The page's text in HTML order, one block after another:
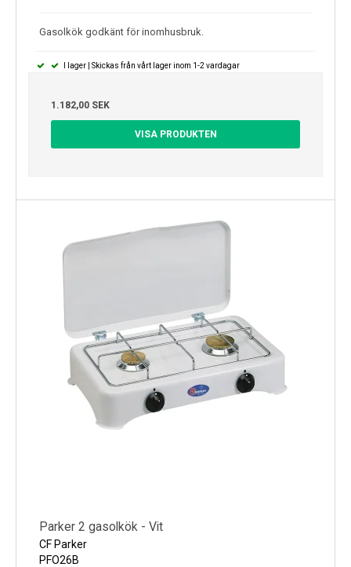
Gasolkök godkänt för inomhusbruk.
I lager | Skickas från vårt lager inom 1-2 vardagar
1.182,00 SEK
VISA PRODUKTEN
Parker 2 gasolkök - Vit
CF Parker
PFO26B